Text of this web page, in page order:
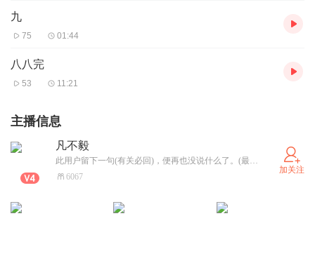
九
75 01:44
八八完
53 11:21
主播信息
凡不毅
此用户留下一句(有关必回)，便再也没说什么了。(最近出去玩，可能要等很久才会关了。请谅解)
6067
加关注